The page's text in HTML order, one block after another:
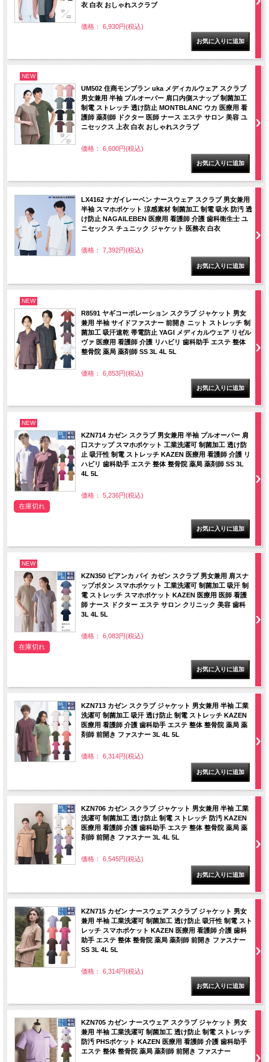
衣 白衣 おしゃれスクラブ
価格： 6,930円(税込)
NEW
UM502 住商モンブラン uka メディカルウェア スクラブ
男女兼用 半袖 プルオーバー 肩口内側スナップ 制菌加工
制電 ストレッチ 透け防止 MONTBLANC ウカ 医療用 看
護師 薬剤師 ドクター 医師 ナース エステ サロン 美容 ユ
ニセックス 上衣 白衣 おしゃれスクラブ
価格： 6,600円(税込)
LX4162 ナガイレーベン ナースウェア スクラブ 男女兼用
半袖 スマホポケット 涼感素材 制菌加工 制電 吸水 防汚 透
け防止 NAGAILEBEN 医療用 看護師 介護 歯科衛生士 ユ
ニセックス チュニック ジャケット 医務衣 白衣
価格： 7,392円(税込)
NEW
R8591 ヤギコーポレーション スクラブ ジャケット 男女
兼用 半袖 サイドファスナー 前開き ニット ストレッチ 制
菌加工 吸汗速乾 帯電防止 YAGI メディカルウェア リゼル
ヴァ 医療用 看護師 介護 リハビリ 歯科助手 エステ 整体
整骨院 薬局 薬剤師 SS 3L 4L 5L
価格： 6,853円(税込)
NEW
KZN714 カゼン スクラブ 男女兼用 半袖 プルオーバー 肩
口スナップ スマホポケット 工業洗濯可 制菌加工 透け防
止 吸汗性 制電 ストレッチ KAZEN 医療用 看護師 介護 リ
ハビリ 歯科助手 エステ 整体 整骨院 薬局 薬剤師 SS 3L
4L 5L
価格： 5,236円(税込)
在庫切れ
NEW
KZN350 ビアンカ バイ カゼン スクラブ 男女兼用 肩スナ
ップボタン スマホポケット 工業洗濯可 制菌加工 吸汗 制
電 ストレッチ スマホポケット KAZEN 医療用 医師 看護
師 ナース ドクター エステ サロン クリニック 美容 歯科
3L 4L 5L
価格： 6,083円(税込)
在庫切れ
KZN713 カゼン スクラブ ジャケット 男女兼用 半袖 工業
洗濯可 制菌加工 吸汗 透け防止 制電 ストレッチ KAZEN
医療用 看護師 介護 歯科助手 エステ 整体 整骨院 薬局 薬
剤師 前開き ファスナー 3L 4L 5L
価格： 6,314円(税込)
KZN706 カゼン スクラブ ジャケット 男女兼用 半袖 工業
洗濯可 制菌加工 透け防止 制電 ストレッチ 防汚 KAZEN
医療用 看護師 介護 歯科助手 エステ 整体 整骨院 薬局 薬
剤師 前開き ファスナー 3L 4L 5L
価格： 6,545円(税込)
KZN715 カゼン ナースウェア スクラブ ジャケット 男女
兼用 半袖 工業洗濯可 制菌加工 透け防止 吸汗性 制電 スト
レッチ スマホポケット KAZEN 医療用 看護師 介護 歯科
助手 エステ 整体 整骨院 薬局 薬剤師 前開き ファスナー
SS 3L 4L 5L
価格： 6,314円(税込)
KZN705 カゼン ナースウェア スクラブ ジャケット 男女
兼用 半袖 工業洗濯可 制菌加工 透け防止 制電 ストレッチ
防汚 PHSポケット KAZEN 医療用 看護師 介護 歯科助手
エステ 整体 整骨院 薬局 薬剤師 前開き ファスナー